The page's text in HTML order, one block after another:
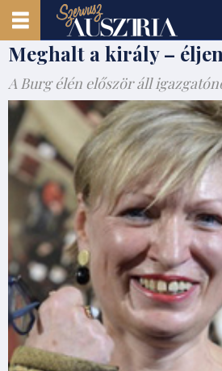
Meghalt a király –
A Burg élén először áll